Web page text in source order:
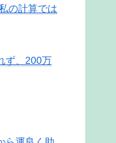
の計算では
ず、200万